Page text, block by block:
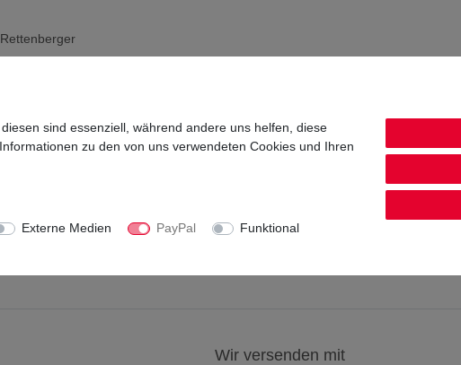
Group
Wir versenden mit
sind essenziell, während andere uns helfen, diese
zu den von uns verwendeten Cookies und Ihren
Externe Medien PayPal
Funktional